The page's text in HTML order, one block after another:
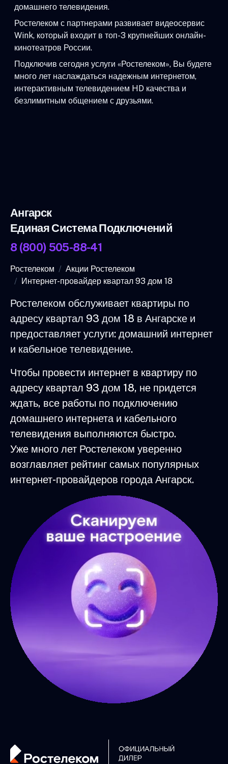
домашнего телевидения.
Ростелеком с партнерами развивает видеосервис
Wink, который входит в топ-3 крупнейших онлайн-
кинотеатров России.
Подключив сегодня услуги «Ростелеком», Вы будете
много лет наслаждаться надежным интернетом,
интерактивным телевидением HD качества и
безлимитным общением с друзьями.
Ангарск
Единая Система Подключений
8 (800) 505-88-41
Ростелеком
Акции Ростелеком
Интернет-провайдер квартал 93 дом 18
Ростелеком обслуживает квартиры по
адресу квартал 93 дом 18 в Ангарске и
предоставляет услуги: домашний интернет
и кабельное телевидение.
Чтобы провести интернет в квартиру по
адресу квартал 93 дом 18, не придется
ждать, все работы по подключению
домашнего интернета и кабельного
телевидения выполняются быстро.
Уже много лет Ростелеком уверенно
возглавляет рейтинг самых популярных
интернет-провайдеров города Ангарск.